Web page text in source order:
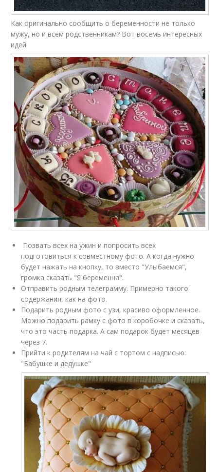
Как оригинально сообщить о беременности не только
мужу, но и всем родственникам? Вот восемь интересных
идей.
Позвать всех на ужин и попросить всех
подготовиться к совместному фото. А когда нужно
будет нажать на кнопку, то вместо "Улыбаемся",
громка сказать "Я беременна".
Отправить родным телеграмму. Примерно такого
содержания, как на фото.
Подарить родным фото с узи, красиво оформленное.
Можно подарить рамку с фото в коробочке и сказать,
что это часть подарка. А сам подарок будет месяцев
через 7.
Прийти к родителям на чай с тортом с надписью:
"Бабушке и дедушке"